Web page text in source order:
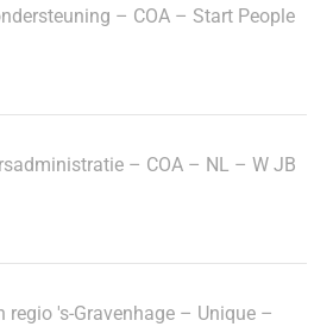
– COA – Start People
– COA – NL – W JB
's-Gravenhage – Unique –